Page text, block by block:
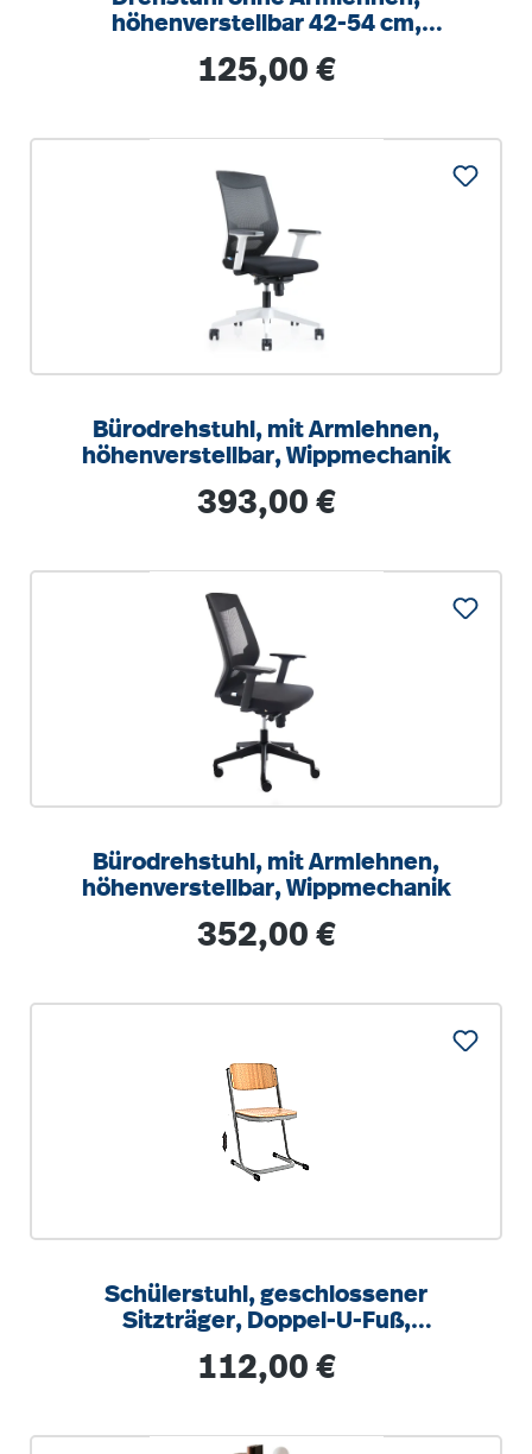
höhenverstellbar 42-54 cm,
Regulärer Preis:
125,00 €
Bürodrehstuhl, mit Armlehnen,
höhenverstellbar, Wippmechanik
Regulärer Preis:
393,00 €
Bürodrehstuhl, mit Armlehnen,
höhenverstellbar, Wippmechanik
Regulärer Preis:
352,00 €
Schülerstuhl, geschlossener
Sitzträger, Doppel-U-Fuß,
Regulärer Preis:
112,00 €